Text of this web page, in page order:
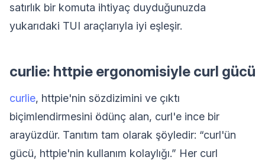
satırlık bir komuta ihtiyaç duyduğunuzda
yukarıdaki TUI araçlarıyla iyi eşleşir.
curlie: httpie ergonomisiyle curl gücü
curlie, httpie'nin sözdizimini ve çıktı
biçimlendirmesini ödünç alan, curl'e ince bir
arayüzdür. Tanıtım tam olarak şöyledir: “curl'ün
gücü, httpie'nin kullanım kolaylığı.” Her curl